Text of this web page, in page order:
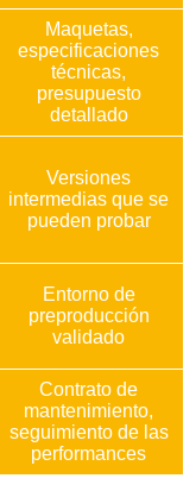
Maquetas,
especificaciones
técnicas,
presupuesto
detallado
Versiones
intermedias que se
pueden probar
Entorno de
preproducción
validado
Contrato de
mantenimiento,
seguimiento de las
performances